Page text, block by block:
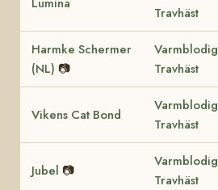
Travhäst
Harmke Schermer
(NL) 📷
Varmblodig
Travhäst
Vikens Cat Bond
Varmblodig
Travhäst
Jubel 📷
Varmblodig
Travhäst